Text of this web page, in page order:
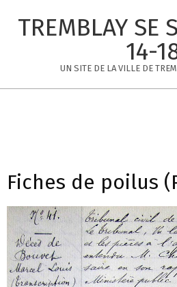
TREMBLAY SE
14-
UN SITE DE LA VILLE DE
Fiches de poilus